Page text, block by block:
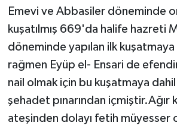
Emevi ve Abbasiler döneminde
kuşatılmış 669'da halife hazreti
döneminde yapılan ilk kuşatmaya
rağmen Eyüp el- Ensari de
nail olmak için bu kuşatmaya
şehadet pınarından içmiştir.Ağır
ateşinden dolayı fetih müyesser